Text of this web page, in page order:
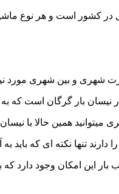
کشور است و هر نوع
شهری و بین شهری مورد
بار گرگان است که به
میتوانید همین حالا با
بار این امکان وجود